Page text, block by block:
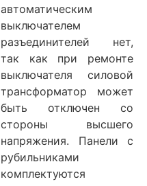
автоматическим
выключателем
разъединителей нет,
так как при ремонте
выключателя силовой
трансформатор может
быть отключен со
стороны высшего
напряжения. Панели с
рубильниками
комплектуются